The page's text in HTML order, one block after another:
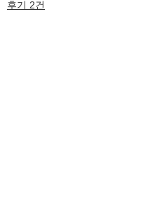
후기 2건